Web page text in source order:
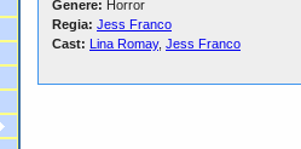
Genere: Horror
Regia: Jess Franco
Cast: Lina Romay, Jess Franco